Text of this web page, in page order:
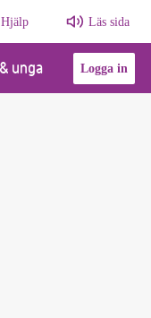
Hjälp Läs sida
unga Logga in